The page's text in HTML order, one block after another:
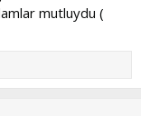
mutluydu (